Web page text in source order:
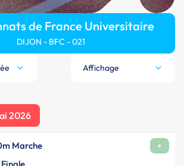
de France Universitaire
DIJON - BFC - 021
Affichage
2026
Marche
+